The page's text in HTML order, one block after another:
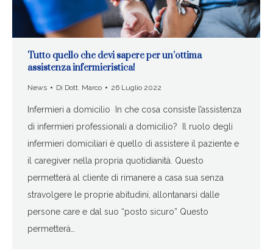
Tutto quello che devi sapere per un’ottima
assistenza infermieristica!
News Di Dott. Marco 26 Luglio 2022
Infermieri a domicilio In che cosa consiste l’assistenza
di infermieri professionali a domicilio? Il ruolo degli
infermieri domiciliari è quello di assistere il paziente e
il caregiver nella propria quotidianità. Questo
permetterà al cliente di rimanere a casa sua senza
stravolgere le proprie abitudini, allontanarsi dalle
persone care e dal suo “posto sicuro” Questo
permetterà…